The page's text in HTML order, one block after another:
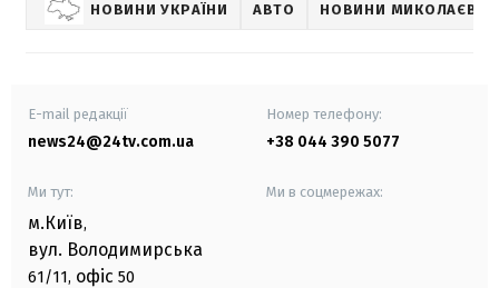
НОВИНИ УКРАЇНИ АВТО НОВИНИ МИКОЛАЄВА
E-mail редакції
news24@24tv.com.ua
Номер телефону:
+38 044 390 5077
Ми тут:
м.Київ,
вул. Володимирська
61/11, офіс 50
Ми в соцмережах: